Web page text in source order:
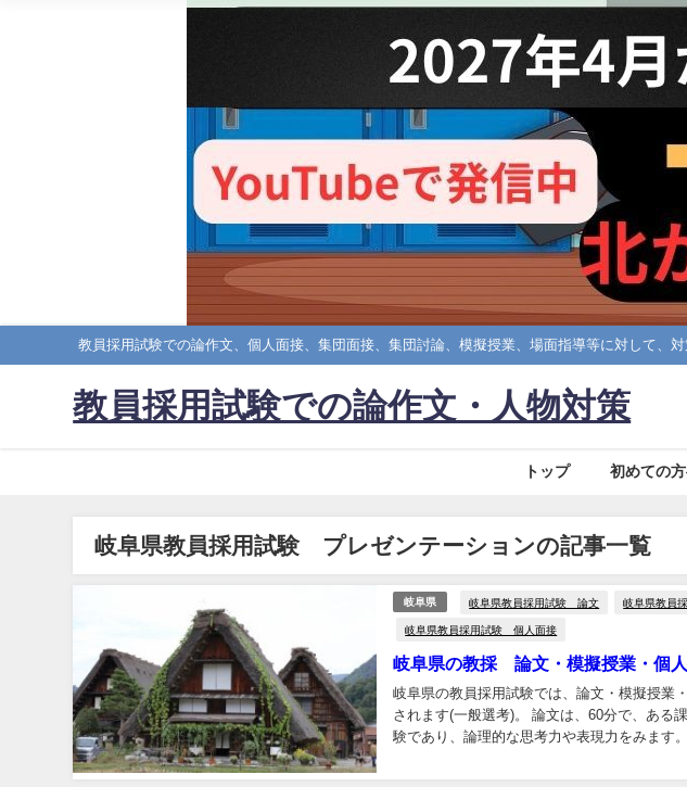
教員採用試験での論作文、個人面接、集団面接、集団討論、模擬授業、場面指導等に対して、対
教員採用試験での論作文・人物対策
トップ 初めての
岐阜県教員採用試験 プレゼンテーションの記事一覧
岐阜県 岐阜県教員採用試験 論文 岐阜県教員
岐阜県教員採用試験 個人面接
岐阜県の教採 論文・模擬授業・個
岐阜県の教員採用試験では、論文・模擬授業
されます(一般選考)。 論文は、60分で、ある
験であり、論理的な思考力や表現力をみます